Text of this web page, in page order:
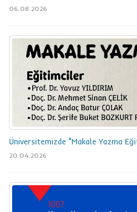
06.08.2026
Üniversitemizde "Makale Yazma
20.04.2026